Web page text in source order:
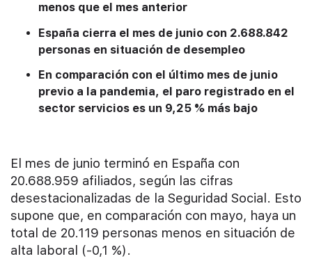
menos que el mes anterior
España cierra el mes de junio con 2.688.842
personas en situación de desempleo
En comparación con el último mes de junio
previo a la pandemia, el paro registrado en el
sector servicios es un 9,25 % más bajo
El mes de junio terminó en España con
20.688.959 afiliados, según las cifras
desestacionalizadas de la Seguridad Social. Esto
supone que, en comparación con mayo, haya un
total de 20.119 personas menos en situación de
alta laboral (-0,1 %).